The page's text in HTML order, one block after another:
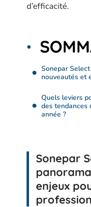
d’efficacité.
Sonepar
nouveautés et
Quels leviers
des tendances
année ?
Sonepar
enjeux